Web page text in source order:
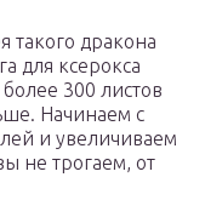
такого дракона
для ксерокса
300 листов
Начинаем с
и увеличиваем
не трогаем, от